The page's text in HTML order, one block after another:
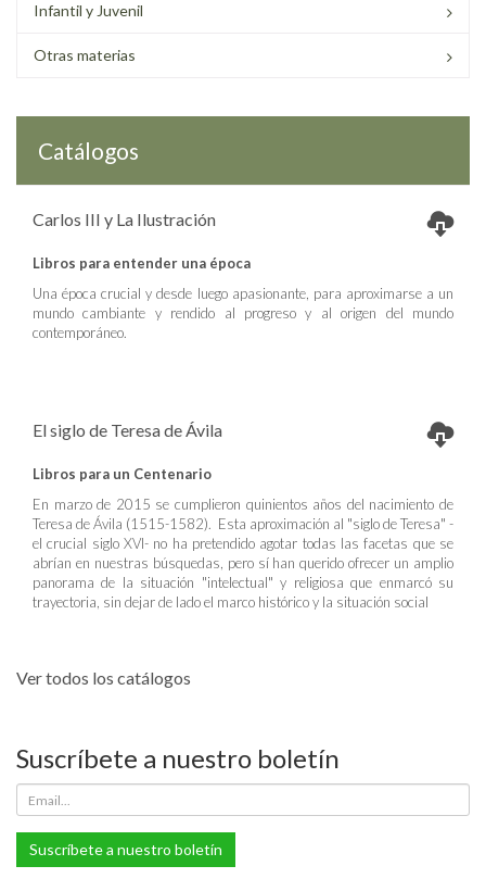
Infantil y Juvenil
Otras materias
Catálogos
Carlos III y La Ilustración
Libros para entender una época
Una época crucial y desde luego apasionante, para aproximarse a un
mundo cambiante y rendido al progreso y al origen del mundo
contemporáneo.
El siglo de Teresa de Ávila
Libros para un Centenario
En marzo de 2015 se cumplieron quinientos años del nacimiento de
Teresa de Ávila (1515-1582). Esta aproximación al "siglo de Teresa" -
el crucial siglo XVI- no ha pretendido agotar todas las facetas que se
abrían en nuestras búsquedas, pero sí han querido ofrecer un amplio
panorama de la situación "intelectual" y religiosa que enmarcó su
trayectoria, sin dejar de lado el marco histórico y la situación social
Ver todos los catálogos
Suscríbete a nuestro boletín
Suscríbete a nuestro boletín